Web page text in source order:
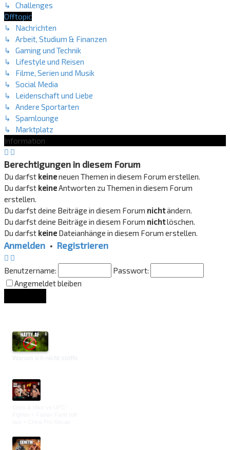
↳ Challenges
Offtopic
↳ Nachrichten
↳ Arbeit, Studium & Finanzen
↳ Gaming und Technik
↳ Lifestyle und Reisen
↳ Filme, Serien und Musik
↳ Social Media
↳ Leidenschaft und Liebe
↳ Andere Sportarten
↳ Spamlounge
↳ Marktplatz
Information
Berechtigungen in diesem Forum
Du darfst keineneuen Themen in diesem Forum erstellen.
Du darfst keineAntworten zu Themen in diesem Forum
erstellen.
Du darfst deine Beiträge in diesem Forum nichtändern.
Du darfst deine Beiträge in diesem Forum nichtlöschen.
Du darfst keine Dateianhänge in diesem Forum erstellen.
Anmelden • Registrieren
Benutzername:
Passwort:
Angemeldet bleiben